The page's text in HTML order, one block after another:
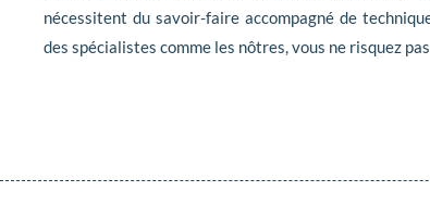
nécessitent du savoir-faire accompagné de
des spécialistes comme les nôtres, vous ne risquez pas